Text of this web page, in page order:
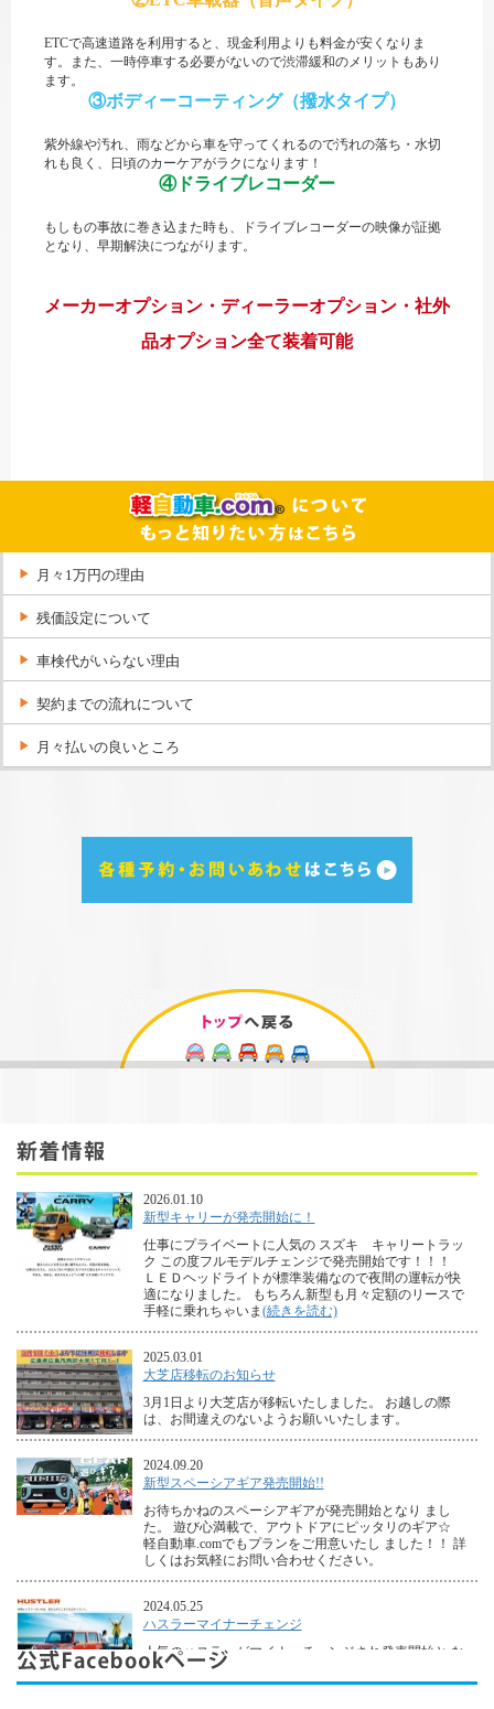
ETCで高速道路を利用すると、現金利用よりも料金が安くなりま
す。
また、一時停車する必要がないので渋滞緩和のメリットもあり
ます。
③ボディーコーティング（撥水タイプ）
紫外線や汚れ、雨などから車を守ってくれるので汚れの落ち・水切
れも良く、日頃のカーケアがラクになります！
④ドライブレコーダー
もしもの事故に巻き込また時も、ドライブレコーダーの映像が証拠
となり、早期解決につながります。
メーカーオプション・ディーラーオプション・社外
品オプション全て装着可能
月々1万円の理由
残価設定について
車検代がいらない理由
契約までの流れについて
月々払いの良いところ
2026.01.10
新型キャリーが発売開始に！
仕事にプライベートに人気の スズキ キャリートラッ
ク この度フルモデルチェンジで発売開始です！！！
ＬＥＤヘッドライトが標準装備なので夜間の運転が快
適になりました。 もちろん新型も月々定額のリースで
手軽に乗れちゃいま (続きを読む)
2025.03.01
大芝店移転のお知らせ
3月1日より大芝店が移転いたしました。 お越しの際
は、お間違えのないようお願いいたします。
2024.09.20
新型スペーシアギア発売開始!!
お待ちかねのスペーシアギアが発売開始となり まし
た。 遊び心満載で、アウトドアにピッタリのギア☆
軽自動車.comでもプランをご用意いたし ました！！ 詳
しくはお気軽にお問い合わせください。
2024.05.25
ハスラーマイナーチェンジ
人気のハスラーがマイナーチェンジされ発売開始と な
りました。 もちろん軽自動車.comでプランをご用意し
て おります！！ 詳しくはお気軽にお問い合わせくだ